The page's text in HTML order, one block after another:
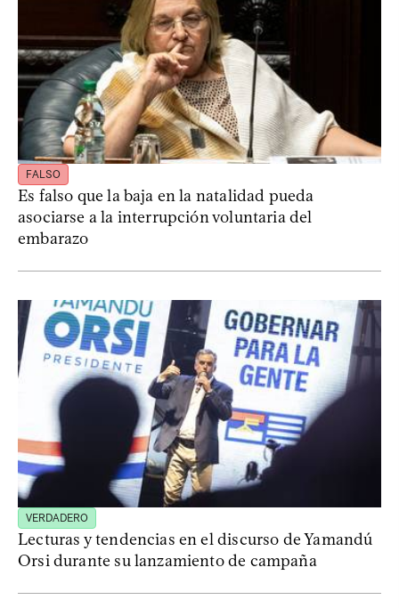
FALSO
Es falso que la baja en la natalidad pueda
asociarse a la interrupción voluntaria del
embarazo
VERDADERO
Lecturas y tendencias en el discurso de Yamandú
Orsi durante su lanzamiento de campaña